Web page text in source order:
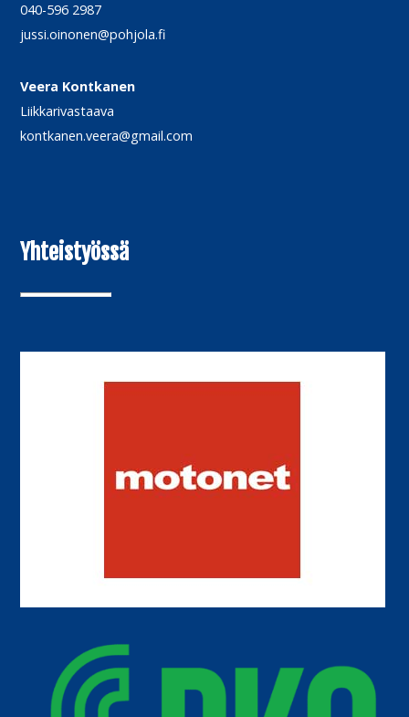
040-596 2987
jussi.oinonen@pohjola.fi
Veera Kontkanen
Liikkarivastaava
kontkanen.veera@gmail.com
Yhteistyössä